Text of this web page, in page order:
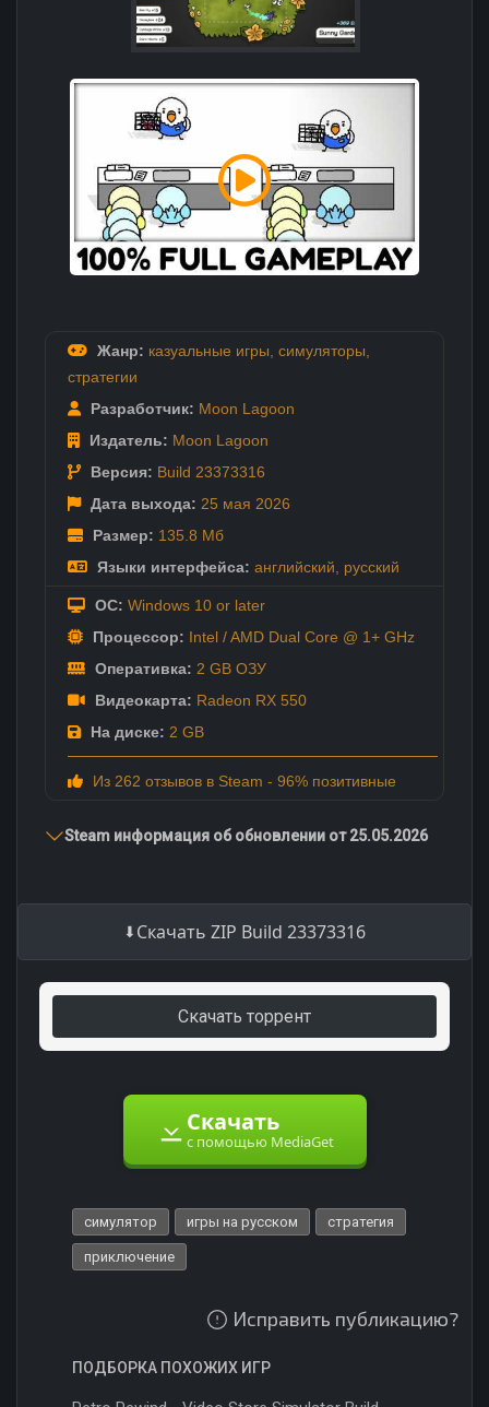
Жанр: казуальные игры симуляторы
стратегии
Разработчик: Moon Lagoon
Издатель: Moon Lagoon
Версия: Build 23373316
Дата выхода: 25 мая 2026
Размер: 135.8 Мб
Языки интерфейса: английский русский
ОС: Windows 10 or later
Процессор: Intel / AMD Dual Core @ 1+ GHz
Оперативка: 2 GB ОЗУ
Видеокарта: Radeon RX 550
На диске: 2 GB
Из 262 отзывов в Steam - 96% позитивные
Steam информация об обновлении от 25.05.2026
Скачать ZIP Build 23373316
Скачать торрент
Скачать
с помощью MediaGet
симулятор игры на русском стратегия
приключение
Исправить публикацию?
ПОДБОРКА ПОХОЖИХ ИГР